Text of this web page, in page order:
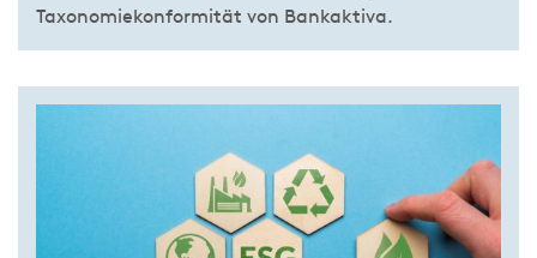
Taxonomiekonformität von Bankaktiva.